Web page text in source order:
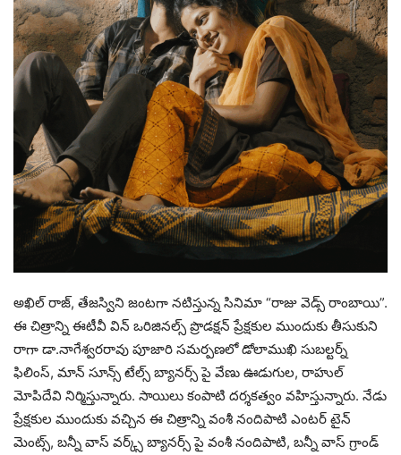
అఖిల్ రాజ్, తేజస్విని జంటగా నటిస్తున్న సినిమా “రాజు వెడ్స్ రాంబాయి”.
ఈ చిత్రాన్ని ఈటీవీ విన్ ఒరిజినల్స్ ప్రొడక్షన్ ప్రేక్షకుల ముందుకు తీసుకుని
రాగా డా.నాగేశ్వరరావు పూజారి సమర్పణలో డోలాముఖి సుబల్టర్న్
ఫిలింస్, మాన్ సూన్స్ టేల్స్ బ్యానర్స్ పై వేణు ఊడుగుల, రాహుల్
మోపిదేవి నిర్మిస్తున్నారు. సాయిలు కంపాటి దర్శకత్వం వహిస్తున్నారు. నేడు
ప్రేక్షకుల ముందుకు వచ్చిన ఈ చిత్రాన్ని వంశీ నందిపాటి ఎంటర్ టైన్
మెంట్స్, బన్నీ వాస్ వర్క్స్ బ్యానర్స్ పై వంశీ నందిపాటి, బన్నీ వాస్ గ్రాండ్